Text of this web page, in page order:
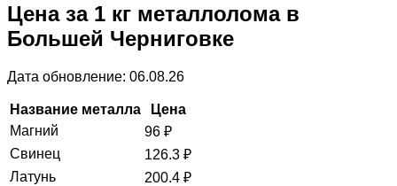
Цена за 1 кг металлолома в
Большей Черниговке
Дата обновление: 06.08.26
Название металла
Цена
Магний
96 ₽
Свинец
126.3 ₽
Латунь
200.4 ₽